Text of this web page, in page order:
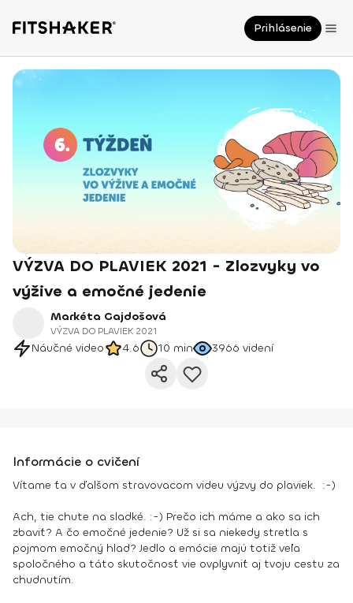
Prihlásenie
VÝZVA DO PLAVIEK 2021 - Zlozvyky vo
výžive a emočné jedenie
Markéta Gajdošová
VÝZVA DO PLAVIEK 2021
Náučné video 4.6 10 min 3966 videní
Informácie o cvičení
Vítame ťa v ďalšom stravovacom videu výzvy do plaviek. :-)
Ach, tie chute na sladké. :-) Prečo ich máme a ako sa ich
zbaviť? A čo emočné jedenie? Už si sa niekedy stretla s
pojmom emočný hlad? Jedlo a emócie majú totiž veľa
spoločného a táto skutočnosť vie ovplyvniť aj tvoju cestu za
chudnutím.